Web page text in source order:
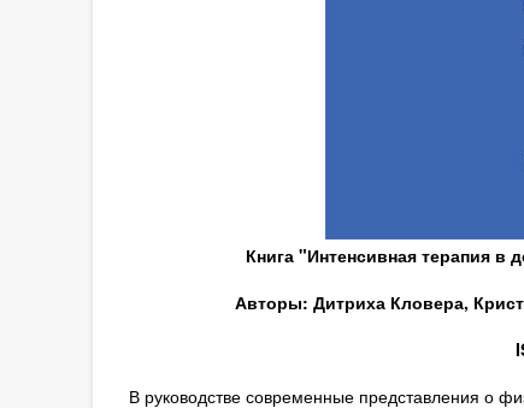
Книга "Интенсивная терапия в
Авторы: Дитриха Кловера,
В руководстве современные представления о